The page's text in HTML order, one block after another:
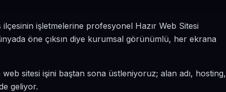
işletmelerine profesyonel Hazır Web Sitesi
öne çıksın diye kurumsal görünümlü, her ekrana
sitesi işini baştan sona üstleniyoruz; alan adı, hosting,
geliyor.